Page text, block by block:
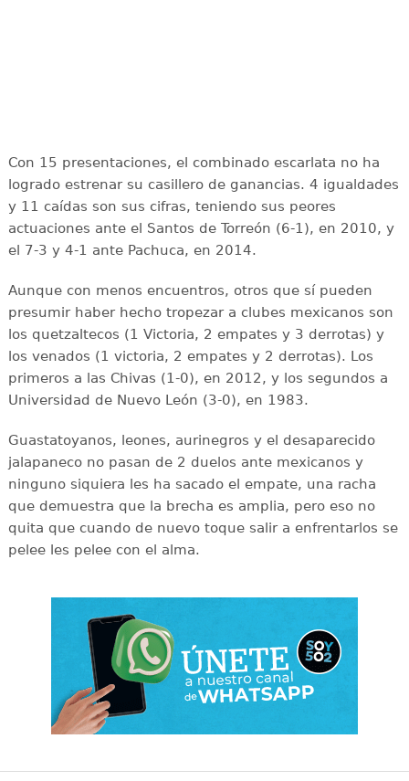
Con 15 presentaciones, el combinado escarlata no ha
logrado estrenar su casillero de ganancias. 4 igualdades
y 11 caídas son sus cifras, teniendo sus peores
actuaciones ante el Santos de Torreón (6-1), en 2010, y
el 7-3 y 4-1 ante Pachuca, en 2014.
Aunque con menos encuentros, otros que sí pueden
presumir haber hecho tropezar a clubes mexicanos son
los quetzaltecos (1 Victoria, 2 empates y 3 derrotas) y
los venados (1 victoria, 2 empates y 2 derrotas). Los
primeros a las Chivas (1-0), en 2012, y los segundos a
Universidad de Nuevo León (3-0), en 1983.
Guastatoyanos, leones, aurinegros y el desaparecido
jalapaneco no pasan de 2 duelos ante mexicanos y
ninguno siquiera les ha sacado el empate, una racha
que demuestra que la brecha es amplia, pero eso no
quita que cuando de nuevo toque salir a enfrentarlos se
pelee les pelee con el alma.